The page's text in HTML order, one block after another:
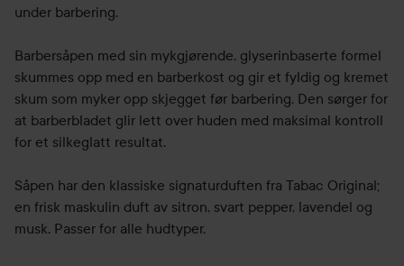
under barbering.
Barbersåpen med sin mykgjørende, glyserinbaserte formel
skummes opp med en barberkost og gir et fyldig og kremet
skum som myker opp skjegget før barbering. Den sørger for
at barberbladet glir lett over huden med maksimal kontroll
for et silkeglatt resultat.
Såpen har den klassiske signaturduften fra Tabac Original;
en frisk maskulin duft av sitron, svart pepper, lavendel og
musk. Passer for alle hudtyper.